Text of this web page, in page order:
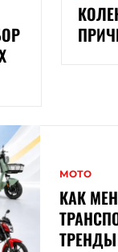
МОТО
КАК